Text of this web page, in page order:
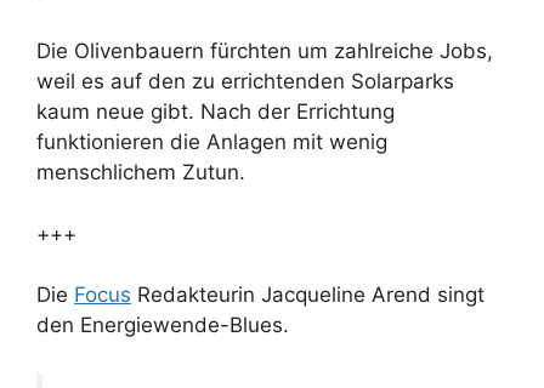
Die Olivenbauern fürchten um zahlreiche Jobs,
weil es auf den zu errichtenden Solarparks
kaum neue gibt. Nach der Errichtung
funktionieren die Anlagen mit wenig
menschlichem Zutun.
+++
Die Focus Redakteurin Jacqueline Arend singt
den Energiewende-Blues.